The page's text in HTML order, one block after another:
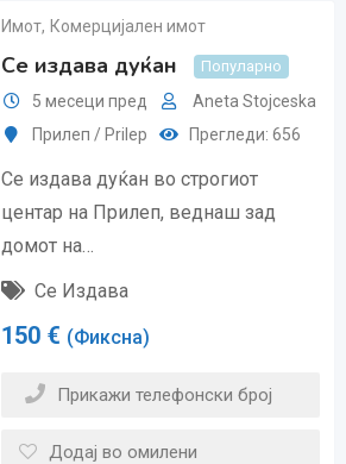
Имот, Комерцијален имот
Се издава дуќан Популарно
5 месеци пред
Aneta Stojceska
Прилеп / Prilep
Прегледи: 656
Се издава дуќан во строгиот
центар на Прилеп, веднаш зад
домот на…
Се Издава
150 € (Фиксна)
Прикажи телефонски број
Додај во омилени